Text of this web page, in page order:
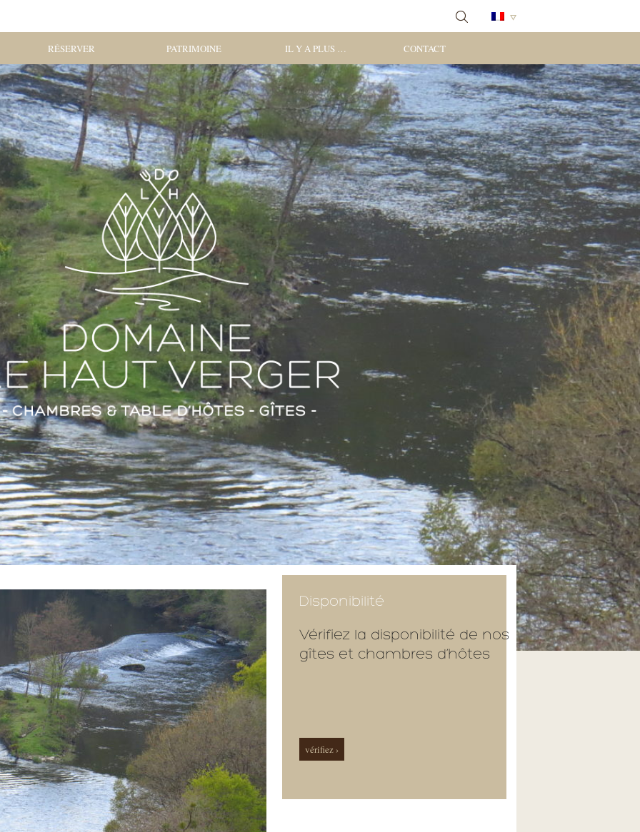
RÉSERVER PATRIMOINE IL Y A PLUS … CONTACT
Disponibilité
Vérifiez la disponibilité de nos
gîtes et chambres d’hôtes
vérifiez ›